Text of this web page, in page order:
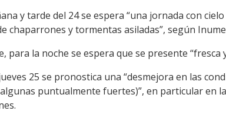
y tarde del 24 se espera “una jornada con
chaparrones y tormentas asiladas”, según
para la noche se espera que se presente “fresca
25 se pronostica una “desmejora en las
puntualmente fuertes)”, en particular en